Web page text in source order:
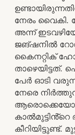
നേരം വൈകി.
അന്ന്
ജങ്ഷനിൽ
കൈനറ്റിക്
താഴെയിട്ടത്.
പേർ ഓടി
നേരെ
ആരൊക്കെയോ
കീറിയിട്ടുണ്ട്.